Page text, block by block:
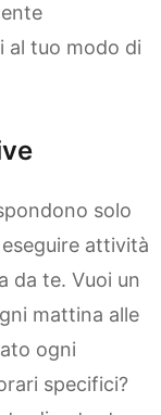
al tuo modo di
solo
attività
da te. Vuoi un
mattina alle
ogni
specifici?